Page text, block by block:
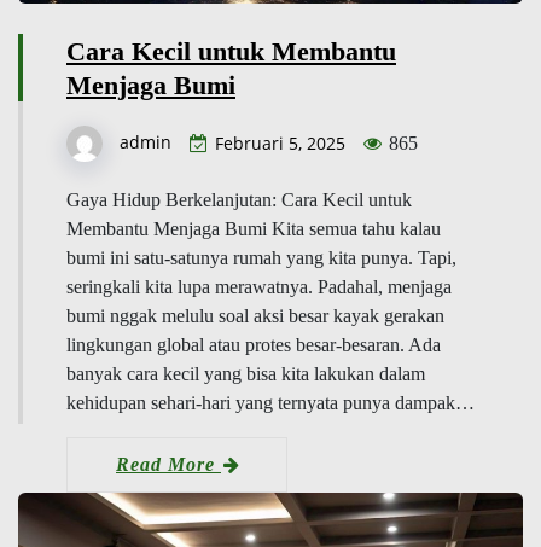
Cara Kecil untuk Membantu
Menjaga Bumi
admin Februari 5, 2025 865
Gaya Hidup Berkelanjutan: Cara Kecil untuk
Membantu Menjaga Bumi Kita semua tahu kalau
bumi ini satu-satunya rumah yang kita punya. Tapi,
seringkali kita lupa merawatnya. Padahal, menjaga
bumi nggak melulu soal aksi besar kayak gerakan
lingkungan global atau protes besar-besaran. Ada
banyak cara kecil yang bisa kita lakukan dalam
kehidupan sehari-hari yang ternyata punya dampak…
Read More